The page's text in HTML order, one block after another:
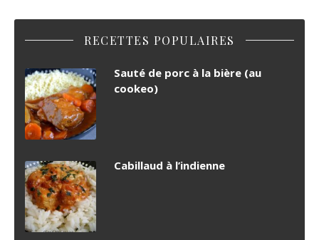
RECETTES POPULAIRES
Sauté de porc à la bière (au
cookeo)
Cabillaud à l’indienne